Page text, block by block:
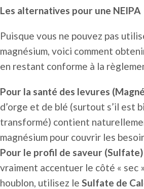
Les alternatives pour une NEIPA
Puisque vous ne pouvez pas
magnésium, voici comment
en restant conforme à la
Pour la santé des levures
d’orge et de blé (surtout s’il est
transformé) contient
magnésium pour couvrir les
Pour le profil de saveur (Sulfate)
vraiment accentuer le côté « sec
houblon, utilisez le Sulfate de